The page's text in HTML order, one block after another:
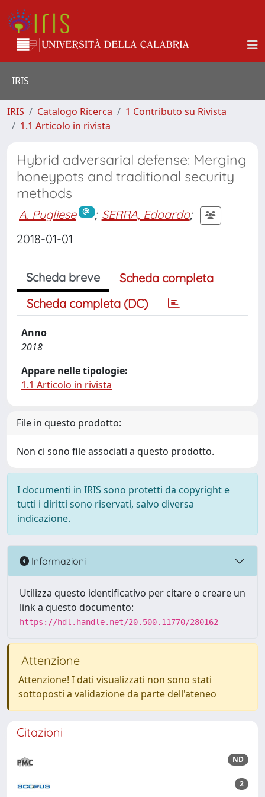
IRIS
IRIS Catalogo Ricerca
1 Contributo su Rivista
1.1 Articolo in rivista
Hybrid adversarial defense: Merging
honeypots and traditional security
methods
A. Pugliese ; SERRA, Edoardo;
2018-01-01
Scheda breve
Scheda completa
Scheda completa (DC)
Anno
2018
Appare nelle tipologie:
1.1 Articolo in rivista
File in questo prodotto:
Non ci sono file associati a questo prodotto.
I documenti in IRIS sono protetti da copyright e
tutti i diritti sono riservati, salvo diversa
indicazione.
Informazioni
Utilizza questo identificativo per citare o creare un
link a questo documento:
https://hdl.handle.net/20.500.11770/280162
Attenzione
Attenzione! I dati visualizzati non sono stati
sottoposti a validazione da parte dell'ateneo
Citazioni
ND
2